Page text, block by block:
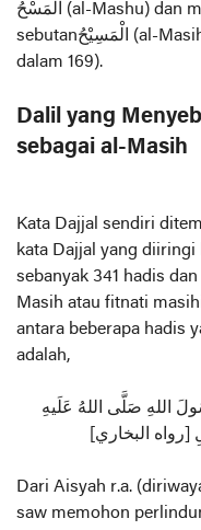
اْلمَسْحُ (al-Mashu) dan menyebut raja dengan
sebutanالْمَسِيْحُ (al-Masih) (lihat Tanya Jawab Agama Jilid 7
dalam 169).
Dalil yang
sebagai al-Masih
Kata Dajjal sendiri
kata Dajjal yang diiringi
sebanyak 341 hadis
Masih atau fitnati
antara beberapa hadis
adalah,
اللهِ صَلَّى اللهُ عَلَيهِ
البخاري]
Dari Aisyah r.a.
saw memohon